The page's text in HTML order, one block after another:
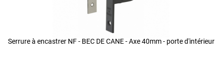
Serrure à encastrer NF - BEC DE CANE - Axe 40mm - porte d'intérieur